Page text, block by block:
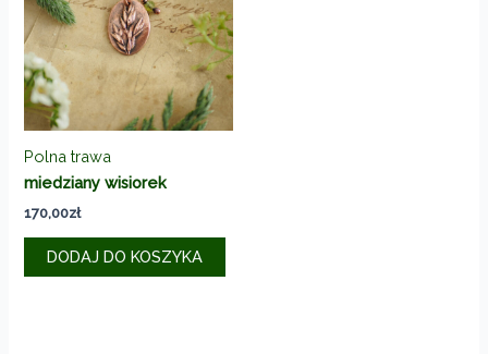
Polna trawa
miedziany wisiorek
170,00zł
DODAJ DO KOSZYKA